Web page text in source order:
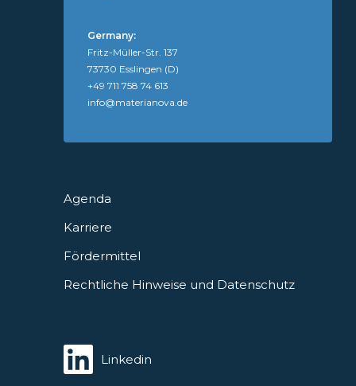
Agenda
Karriere
Fördermittel
Rechtliche Hinweise und Datenschutz
Germany:
Fritz-Müller-Str. 137
73730 Esslingen (D)
+49 711 758 74 613
info@materianova.de
Linkedin